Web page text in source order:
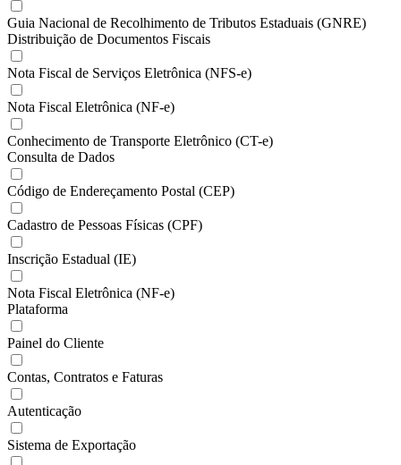
Guia Nacional de Recolhimento de Tributos Estaduais (GNRE)
Distribuição de Documentos Fiscais
Nota Fiscal de Serviços Eletrônica (NFS-e)
Nota Fiscal Eletrônica (NF-e)
Conhecimento de Transporte Eletrônico (CT-e)
Consulta de Dados
Código de Endereçamento Postal (CEP)
Cadastro de Pessoas Físicas (CPF)
Inscrição Estadual (IE)
Nota Fiscal Eletrônica (NF-e)
Plataforma
Painel do Cliente
Contas, Contratos e Faturas
Autenticação
Sistema de Exportação